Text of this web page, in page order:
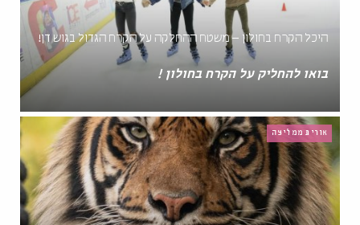
היכל הקרח בחולון – משטח ההחלקה על הקרח הגדול בגוש דן!
בואו להחליק על הקרח בחולון !
אורית ממליצה